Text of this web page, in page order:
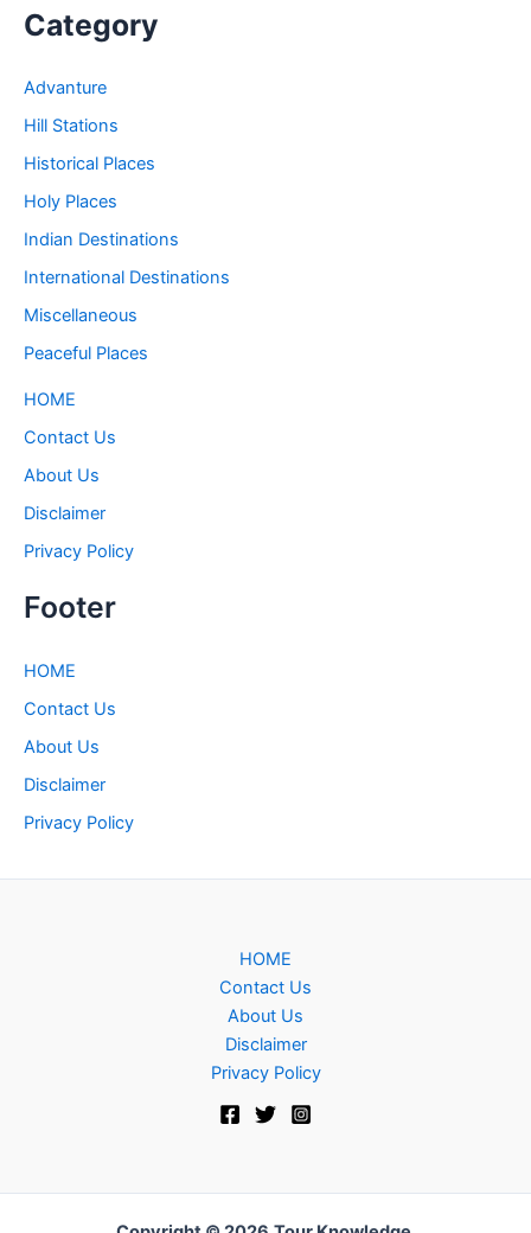
in
Category
Advanture
Hill Stations
Historical Places
Holy Places
Indian Destinations
International Destinations
Miscellaneous
Peaceful Places
HOME
Contact Us
About Us
Disclaimer
Privacy Policy
Footer
HOME
Contact Us
About Us
Disclaimer
Privacy Policy
HOME
Contact Us
About Us
Disclaimer
Privacy Policy